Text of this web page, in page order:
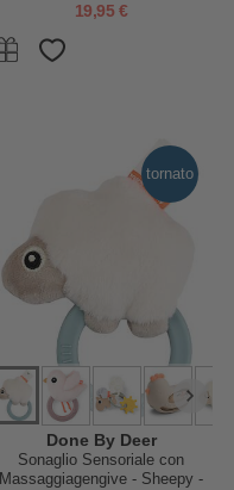
19,95 €
tornato
Done By Deer
Sonaglio Sensoriale con
Massaggiagengive - Sheepy -